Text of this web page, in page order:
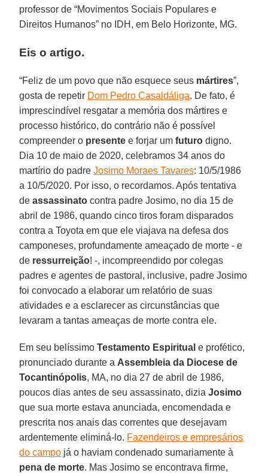
professor de “Movimentos Sociais Populares e
Direitos Humanos” no IDH, em Belo Horizonte, MG.
Eis o artigo.
“Feliz de um povo que não esquece seus mártires”,
gosta de repetir Dom Pedro Casaldáliga. De fato, é
imprescindível resgatar a memória dos mártires e
processo histórico, do contrário não é possível
compreender o presente e forjar umfuturo digno.
Dia 10 de maio de 2020, celebramos 34 anos do
martírio do padreJosimo Moraes Tavares: 10/5/1986
a 10/5/2020. Por isso, o recordamos. Após tentativa
deassassinato contra padre Josimo, no dia 15 de
abril de 1986, quando cinco tiros foram disparados
contra a Toyota em que ele viajava na defesa dos
camponeses, profundamente ameaçado de morte - e
de ressurreição! -, incompreendido por colegas
padres e agentes de pastoral, inclusive, padre Josimo
foi convocado a elaborar um relatório de suas
atividades e a esclarecer as circunstâncias que
levaram a tantas ameaças de morte contra ele.
Em seu belíssimoTestamento Espiritual e profético,
pronunciado durante a Assembleia da Diocese de
Tocantinópolis, MA, no dia 27 de abril de 1986,
poucos dias antes de seu assassinato, diziaJosimo
que sua morte estava anunciada, encomendada e
prescrita nos anais das correntes que desejavam
ardentemente eliminá-lo. Fazendeiros e empresários
do campo já o haviam condenado sumariamente à
pena de morte. Mas Josimo se encontrava firme,